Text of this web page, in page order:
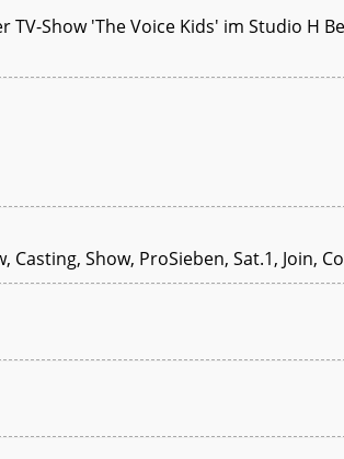
Show 'The Voice Kids' im Studio H
Show, ProSieben, Sat.1, Join,